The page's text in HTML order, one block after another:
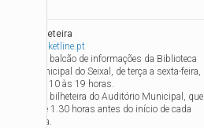
Bilheteira
Ticketline.pt
- No balcão de informações da Biblioteca
Municipal do Seixal, de terça a sexta-feira,
das 10 às 19 horas.
- Na bilheteira do Auditório Municipal, que
abre 1.30 horas antes do início de cada
peça.